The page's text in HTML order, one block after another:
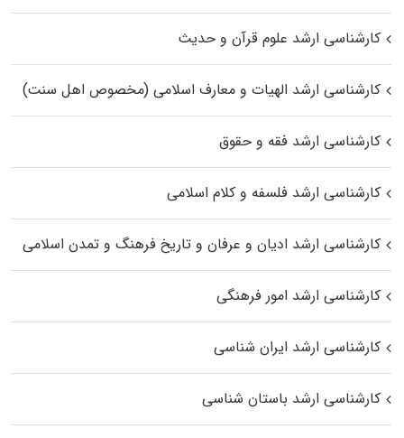
کارشناسی ارشد علوم قرآن و حدیث
کارشناسی ارشد الهیات و معارف اسلامی (مخصوص اهل سنت)
کارشناسی ارشد فقه و حقوق
کارشناسی ارشد فلسفه و کلام اسلامی
کارشناسی ارشد ادیان و عرفان و تاریخ فرهنگ و تمدن اسلامی
کارشناسی ارشد امور فرهنگی
کارشناسی ارشد ایران شناسی
کارشناسی ارشد باستان شناسی